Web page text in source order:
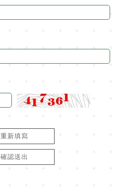
重新填寫
確認送出